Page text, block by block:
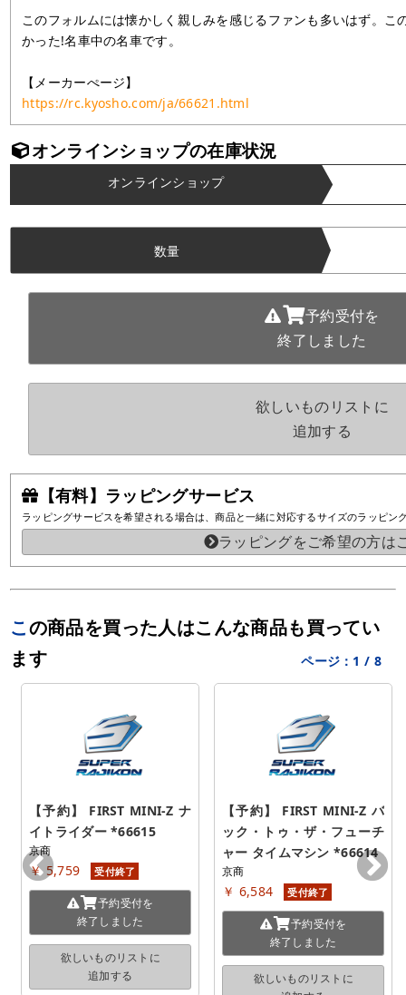
このフォルムには懐かしく親しみを感じるファンも多いはず。こ
かった!名車中の名車です。
【メーカーぺージ】
https://rc.kyosho.com/ja/66621.html
オンラインショップの在庫状況
オンラインショップ
【有料】ラッピングサービス
ラッピングサービスを希望される場合は、商品と一緒に対応するサイズのラッピン
ラッピングをご希望の方は
数量
予約受付を
終了しました
欲しいものリストに
追加する
この商品を買った人はこんな商品も買ってい
ます
ページ： 1 / 8
【予約】 FIRST MINI-Z ナ
イトライダー *66615
京商
￥ 5,759 受付終了
予約受付を
終了しました
欲しいものリストに
追加する
【予約】 FIRST MINI-Z バ
ック・トゥ・ザ・フューチ
ャー タイムマシン *66614
京商
￥ 6,584 受付終了
予約受付を
終了しました
欲しいものリストに